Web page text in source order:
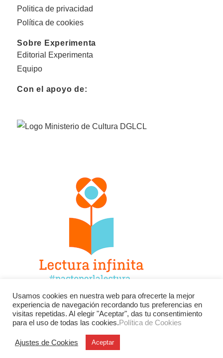
Politica de privacidad
Política de cookies
Sobre Experimenta
Editorial Experimenta
Equipo
Con el apoyo de:
Facebook Twitter
Instagram
YouTube
LinkedIn Contacto
Usamos cookies en nuestra web para ofrecerte la mejor
experiencia de navegación recordando tus preferencias en
visitas repetidas. Al elegir "Aceptar", das tu consentimiento
para el uso de todas las cookies.Política de Cookies
Ajustes de Cookies Aceptar